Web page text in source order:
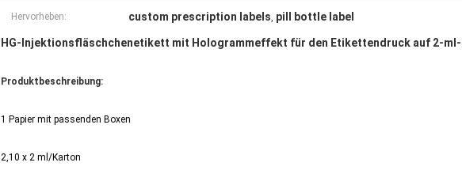
Hervorheben: custom prescription labels, pill bottle label
HG-Injektionsfläschchenetikett mit Hologrammeffekt für den Etikettendruck auf 2-ml-
Produktbeschreibung:
1 Papier mit passenden Boxen
2,10 x 2 ml/Karton